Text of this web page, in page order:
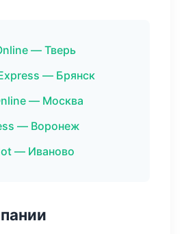
— Тверь
— Брянск
— Москва
— Воронеж
— Иваново